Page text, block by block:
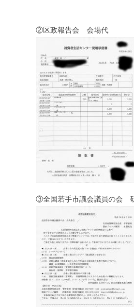
②区政報告会 会場代
③全国若手市議会議員の会